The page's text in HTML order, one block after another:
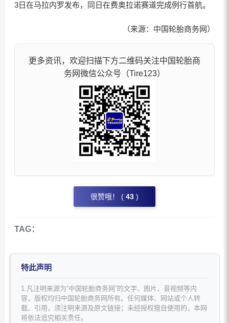
3日在马拉内罗发布，同日在费奥拉诺赛道完成例行首航。
（来源：中国轮胎商务网）
更多资讯，欢迎扫描下方二维码关注中国轮胎商
务网微信公众号（Tire123）
很赞哦！ ( 43 )
TAG：
特此声明
1.凡注明来源为“中国轮胎商务网”的文字、图片、音视频等内
容，版权均归中国轮胎商务网所有。任何媒体、网站或个人转
载、引用，须注明来源及原文链接；未经授权擅自使用的，本网
将依法追究相关责任。